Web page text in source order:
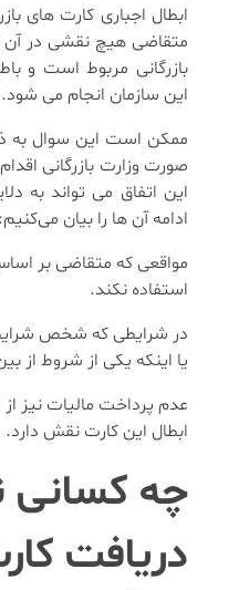
ابطال اجباری کارت های
متقاضی هیچ نقشی در آن
بازرگانی مربوط است و
این سازمان انجام می شود.
ممکن است این سوال به
صورت وزارت بازرگانی
این اتفاق می تواند به
ادامه آن ها را بیان می‌کنیم:
مواقعی که متقاضی بر
استفاده نکند.
در شرایطی که شخص شرایط
یا اینکه یکی از شروط از
عدم پرداخت مالیات نیز
ابطال این کارت نقش دارد.
چه کسانی
دریافت